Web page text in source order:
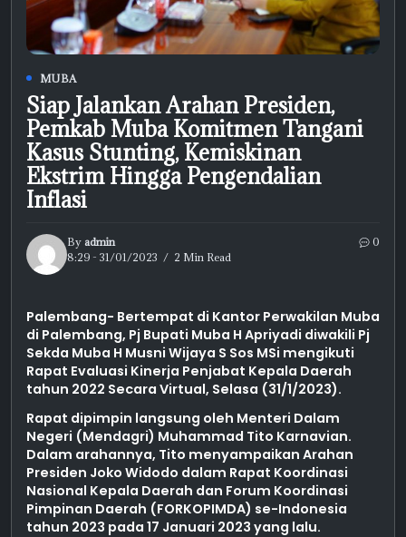
MUBA
Siap Jalankan Arahan Presiden,
Pemkab Muba Komitmen Tangani
Kasus Stunting, Kemiskinan
Ekstrim Hingga Pengendalian
Inflasi
By admin
8:29 - 31/01/2023
2 Min Read
0
Palembang- Bertempat di Kantor Perwakilan Muba
di Palembang, Pj Bupati Muba H Apriyadi diwakili Pj
Sekda Muba H Musni Wijaya S Sos MSi mengikuti
Rapat Evaluasi Kinerja Penjabat Kepala Daerah
tahun 2022 Secara Virtual, Selasa (31/1/2023).
Rapat dipimpin langsung oleh Menteri Dalam
Negeri (Mendagri) Muhammad Tito Karnavian.
Dalam arahannya, Tito menyampaikan Arahan
Presiden Joko Widodo dalam Rapat Koordinasi
Nasional Kepala Daerah dan Forum Koordinasi
Pimpinan Daerah (FORKOPIMDA) se-Indonesia
tahun 2023 pada 17 Januari 2023 yang lalu.